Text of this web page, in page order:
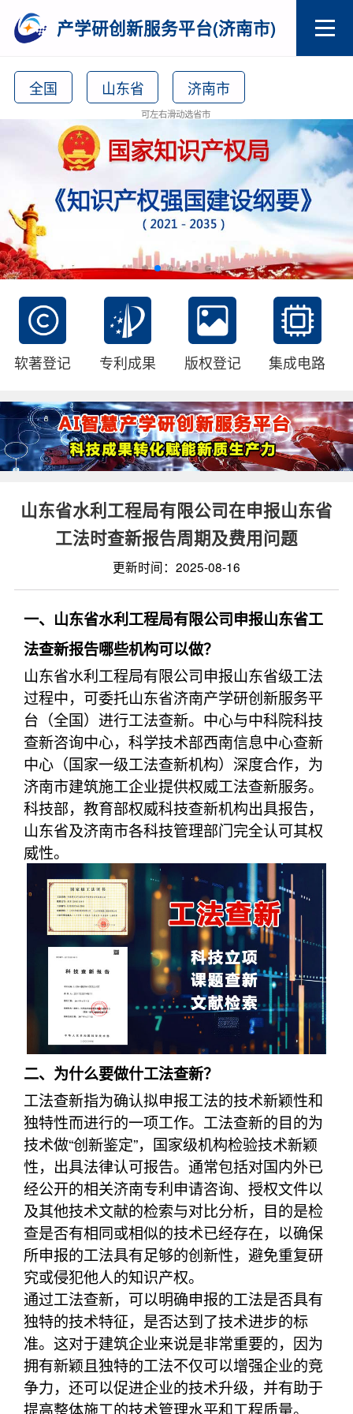
产学研创新服务平台(济南市)
全国 山东省 济南市
可左右滑动选省市
软著登记 专利成果 版权登记 集成电路
山东省水利工程局有限公司在申报山东省
工法时查新报告周期及费用问题
更新时间：2025-08-16
一、山东省水利工程局有限公司申报山东省工
法查新报告哪些机构可以做？
山东省水利工程局有限公司申报山东省级工法
过程中，可委托山东省济南产学研创新服务平
台（全国）进行工法查新。中心与中科院科技
查新咨询中心，科学技术部西南信息中心查新
中心（国家一级工法查新机构）深度合作，为
济南市建筑施工企业提供权威工法查新服务。
科技部，教育部权威科技查新机构出具报告，
山东省及济南市各科技管理部门完全认可其权
威性。
二、为什么要做什工法查新？
工法查新指为确认拟申报工法的技术新颖性和
独特性而进行的一项工作。工法查新的目的为
技术做“创新鉴定”，国家级机构检验技术新颖
性，出具法律认可报告。通常包括对国内外已
经公开的相关济南专利申请咨询、授权文件以
及其他技术文献的检索与对比分析，目的是检
查是否有相同或相似的技术已经存在，以确保
所申报的工法具有足够的创新性，避免重复研
究或侵犯他人的知识产权。
通过工法查新，可以明确申报的工法是否具有
独特的技术特征，是否达到了技术进步的标
准。这对于建筑企业来说是非常重要的，因为
拥有新颖且独特的工法不仅可以增强企业的竞
争力，还可以促进企业的技术升级，并有助于
提高整体施工的技术管理水平和工程质量。